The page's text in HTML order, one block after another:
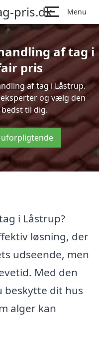
pris.dk Menu
af tag i
pris
af tag i Låstrup.
og vælg den
til dig.
uforpligtende
i Låstrup?
løsning, der
udseende, men
Med den
beskytte dit hus
alger kan